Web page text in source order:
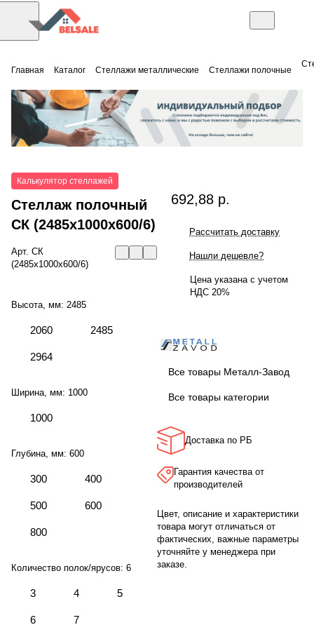
Главная Каталог Стеллажи металлические Стеллажи полочные
Калькулятор стеллажей
Стеллаж полочный
СК (2485x1000x600/6)
Арт. СК
(2485x1000x600/6)
Высота, мм: 2485
2060 2485
2964
Ширина, мм: 1000
1000
Глубина, мм: 600
300 400
500 600
800
Количество полок/ярусов: 6
3 4 5
6 7
692,88 р.
Рассчитать доставку
Нашли дешевле?
Цена указана с учетом
НДС 20%
Все товары Металл-Завод
Все товары категории
Доставка по РБ
Гарантия качества от
производителей
Цвет, описание и характеристики
товара могут отличаться от
фактических, важные параметры
уточняйте у менеджера при
заказе.